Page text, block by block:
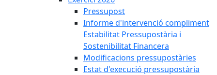
Pressupost
Informe d'intervenció compliment
Estabilitat Pressupostària i
Sostenibilitat Financera
Modificacions pressupostàries
Estat d'execució pressupostària